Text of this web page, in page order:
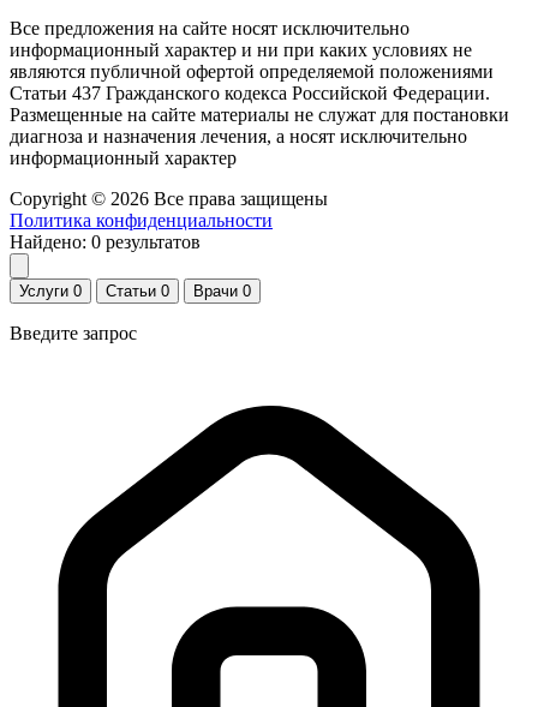
Все предложения на сайте носят исключительно
информационный характер и ни при каких условиях не
являются публичной офертой определяемой положениями
Статьи 437 Гражданского кодекса Российской Федерации.
Размещенные на сайте материалы не служат для постановки
диагноза и назначения лечения, а носят исключительно
информационный характер
Copyright © 2026 Все права защищены
Политика конфиденциальности
Найдено: 0 результатов
Услуги 0 Статьи 0 Врачи 0
Введите запрос